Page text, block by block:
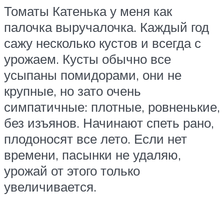
Томаты Катенька у меня как
палочка выручалочка. Каждый год
сажу несколько кустов и всегда с
урожаем. Кусты обычно все
усыпаны помидорами, они не
крупные, но зато очень
симпатичные: плотные, ровненькие,
без изъянов. Начинают спеть рано,
плодоносят все лето. Если нет
времени, пасынки не удаляю,
урожай от этого только
увеличивается.